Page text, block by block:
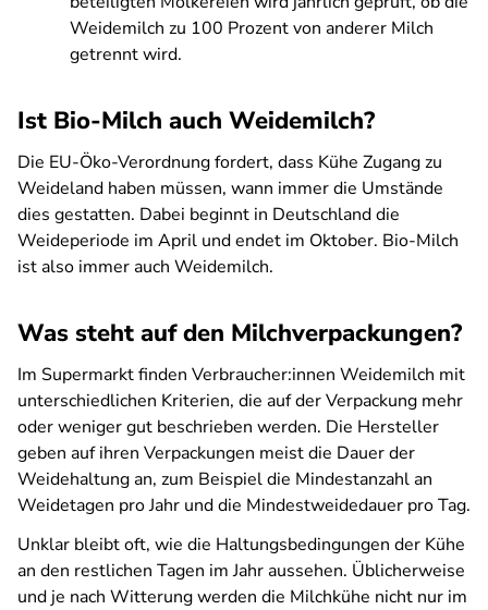
Weidemilch zu 100 Prozent von anderer Milch
getrennt wird.
Ist Bio-Milch auch Weidemilch?
Die EU-Öko-Verordnung fordert, dass Kühe Zugang zu
Weideland haben müssen, wann immer die Umstände
dies gestatten. Dabei beginnt in Deutschland die
Weideperiode im April und endet im Oktober. Bio-Milch
ist also immer auch Weidemilch.
Was steht auf den Milchverpackungen?
Im Supermarkt finden Verbraucher:innen Weidemilch mit
unterschiedlichen Kriterien, die auf der Verpackung mehr
oder weniger gut beschrieben werden. Die Hersteller
geben auf ihren Verpackungen meist die Dauer der
Weidehaltung an, zum Beispiel die Mindestanzahl an
Weidetagen pro Jahr und die Mindestweidedauer pro Tag.
Unklar bleibt oft, wie die Haltungsbedingungen der Kühe
an den restlichen Tagen im Jahr aussehen. Üblicherweise
und je nach Witterung werden die Milchkühe nicht nur im